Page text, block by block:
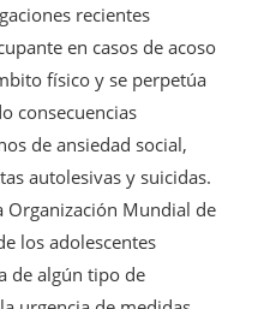
recientes
en casos de acoso
físico y se perpetúa
consecuencias
de ansiedad social,
autolesivas y suicidas.
Mundial de
los adolescentes
de algún tipo de